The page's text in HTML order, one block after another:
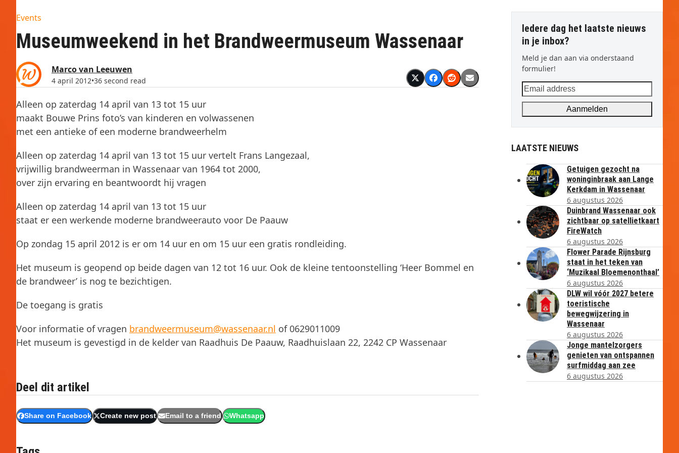
Events
Museumweekend in het Brandweermuseum Wassenaar
Marco van Leeuwen
4 april 2012•36 second read
Alleen op zaterdag 14 april van 13 tot 15 uur
maakt Bouwe Prins foto’s van kinderen en volwassenen
met een antieke of een moderne brandweerhelm
Alleen op zaterdag 14 april van 13 tot 15 uur vertelt Frans Langezaal,
vrijwillig brandweerman in Wassenaar van 1964 tot 2000,
over zijn ervaring en beantwoordt hij vragen
Alleen op zaterdag 14 april van 13 tot 15 uur
staat er een werkende moderne brandweerauto voor De Paauw
Op zondag 15 april 2012 is er om 14 uur en om 15 uur een gratis rondleiding.
Het museum is geopend op beide dagen van 12 tot 16 uur. Ook de kleine tentoonstelling ‘Heer Bommel en
de brandweer’ is nog te bezichtigen.
De toegang is gratis
Voor informatie of vragen brandweermuseum@wassenaar.nl of 0629011009
Het museum is gevestigd in de kelder van Raadhuis De Paauw, Raadhuislaan 22, 2242 CP Wassenaar
Deel dit artikel
Share on Facebook Create new post Email to a friend Whatsapp
Iedere dag het laatste nieuws
in je inbox?
Meld je dan aan via onderstaand
formulier!
Email
address
Aanmelden
LAATSTE NIEUWS
Getuigen gezocht na
woninginbraak aan Lange
Kerkdam in Wassenaar
6 augustus 2026
Duinbrand Wassenaar ook
zichtbaar op satellietkaart
FireWatch
6 augustus 2026
Flower Parade Rijnsburg
staat in het teken van
‘Muzikaal Bloemenonthaal’
6 augustus 2026
DLW wil vóór 2027 betere
toeristische
bewegwijzering in
Wassenaar
6 augustus 2026
Jonge mantelzorgers
genieten van ontspannen
surfmiddag aan zee
6 augustus 2026